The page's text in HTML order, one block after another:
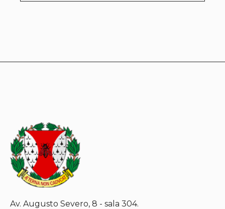
Av. Augusto Severo, 8 - sala 304.